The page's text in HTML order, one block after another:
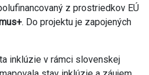
z prostriedkov EÚ
. Do projektu je zapojených
inklúzie v rámci slovenskej